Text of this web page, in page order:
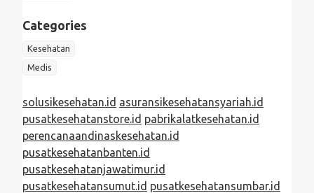
Categories
Kesehatan
Medis
solusikesehatan.id asuransikesehatansyariah.id
pusatkesehatanstore.id pabrikalatkesehatan.id
perencanaandinaskesehatan.id
pusatkesehatanbanten.id
pusatkesehatanjawatimur.id
pusatkesehatansumut.id pusatkesehatansumbar.id